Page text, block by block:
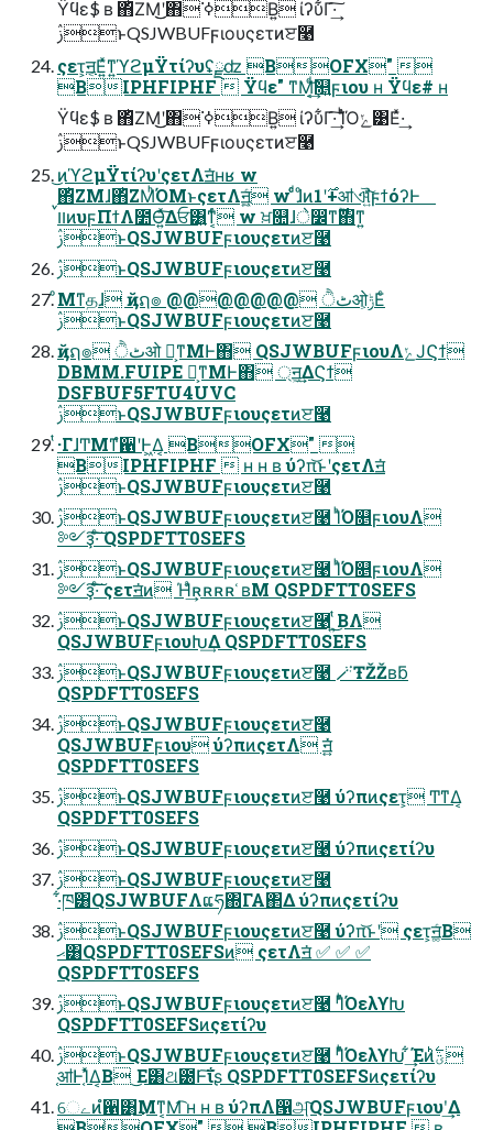
Ϋϥε$ ʙ ΋ͪΖΜ͜͜ʹ΋ ߦ͘Β͍ ίʔυ͋Γ·͢͠
ࢲͱQSJWBUFϝιουςετͷੲ࿩
ςετ͕ॻ͔Ε͍ͯͳ͍ϓϩμΫτίʔυʢྫʣ BOFX" 
BIPHFIPHF  Ϋϥε" ͳΜ͔ͩ͘͢͝௕͍ϝιου ʜ Ϋϥε# ʜ
Ϋϥε$ ʙ ΋ͪΖΜ͜͜ʹ΋ ߦ͘Β͍ ίʔυ͋Γ·͢͠ ΊͬͪΌݺ͹Εͯ·͢
ࢲͱQSJWBUFϝιουςετͷੲ࿩
͜ͷϓϩμΫτίʔυʹςετΛॻ͘ʜʁ w
΋ͪΖΜɺ΋ͪΖΜͪΌΜͱςετΛॻ͖͍ͨ w ͨͩɺͦͷ࣌ʹ1+ॴଐ͍ͯͨ͠ϝϯόʔͰ
ࢲͱQSJWBUFϝιουςετͷੲ࿩
ࢲͱQSJWBUFϝιουςετͷੲ࿩
ͦΜͳதɺ ҋຐ๏ @@@@@@@ ٹੈओ͕ݱΕͨ
ࢲͱQSJWBUFϝιουςετͷੲ࿩
ҋຐ๏ ٹੈओ Կ͕ͳΜͰ΋ QSJWBUFϝιουΛݺͿϚϯ
DBMM.FUIPE Կ͕ͳΜͰ΋ ্ॻ͖͢ΔϚϯ
DSFBUF5FTU4UVC
ࢲͱQSJWBUFϝιουςετͷੲ࿩
ͭ·ΓɺͲΜͳํ਑ʹͰ͖Δ͔ BOFX" 
BIPHFIPHF  ʜ ʜ ʙ ύʔπ͝ͱʹςετΛॻ͘
ࢲͱQSJWBUFϝιουςετͷੲ࿩
ࢲͱQSJWBUFϝιουςετͷੲ࿩ ΊͪΌ௕ϝιουΛ
༻ҙ͠·ͨ͠ QSPDFTT0SEFS
ࢲͱQSJWBUFϝιουςετͷੲ࿩ ΊͪΌ௕ϝιουΛ
༻ҙ͠·ͨ͠ ςετॻ͘ͷ Ήͣ͗͢ʀʀʀʀ ͑ʙΜ QSPDFTT0SEFS
ࢲͱQSJWBUFϝιουςετͷੲ࿩ ͍ͭ͜ΒΛ
QSJWBUFϝιουԽ͢Δ QSPDFTT0SEFS
ࢲͱQSJWBUFϝιουςετͷੲ࿩ 🪄ŦŽŽʙƃ
QSPDFTT0SEFS
ࢲͱQSJWBUFϝιουςετͷੲ࿩
QSJWBUFϝιου ύʔπͷςετΛ ॻ͍͍ͯ͘
QSPDFTT0SEFS
ࢲͱQSJWBUFϝιουςετͷੲ࿩ ύʔπͷςετ͕ Ͳ͏ͳΔ͔
QSPDFTT0SEFS
ࢲͱQSJWBUFϝιουςετͷੲ࿩ ύʔπͷςετίʔυ
ࢲͱQSJWBUFϝιουςετͷੲ࿩
·͋ཁ͸QSJWBUFΛແཧ΍ΓΑ΂Δ ύʔπͷςετίʔυ
ࢲͱQSJWBUFϝιουςετͷੲ࿩ ύʔπ͝ͱʹ ςετ͕ॻ͚ͨΒ
ޙ͸QSPDFTT0SEFSͷ ςετΛॻ͘ ✅ ✅ ✅
QSPDFTT0SEFS
ࢲͱQSJWBUFϝιουςετͷੲ࿩ ˡΊͬͪΌελϒԽ
QSPDFTT0SEFSͷςετίʔυ
ࢲͱQSJWBUFϝιουςετͷੲ࿩ ˡΊͬͪΌελϒԽ ͋͢Έͷؾ࣋ͪ
֤ॴͰ͔֬ΊͯΔ͔Β ͜Ε͸ଥ౰Ͱ͠ΐʂ QSPDFTT0SEFSͷςετίʔυ
େےͷํ਑͸͜Μͳ͔Μ͡ ʜ ʜ ʙ ύʔπΛ൑அ͠QSJWBUFϝιουʹ͢Δ